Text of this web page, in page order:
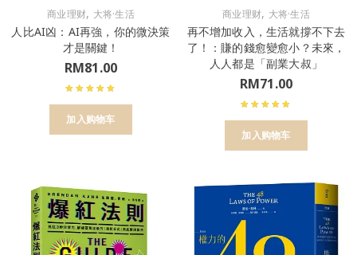
商业理财, 大将·生活
人比AI凶：AI再強，你的微決策
才是關鍵！
RM81.00
加入购物车
商业理财, 大将·生活
再不增加收入，生活就撐不下去
了！：賺的錢愈變愈小？未來，
人人都是「副業大叔」
RM71.00
加入购物车